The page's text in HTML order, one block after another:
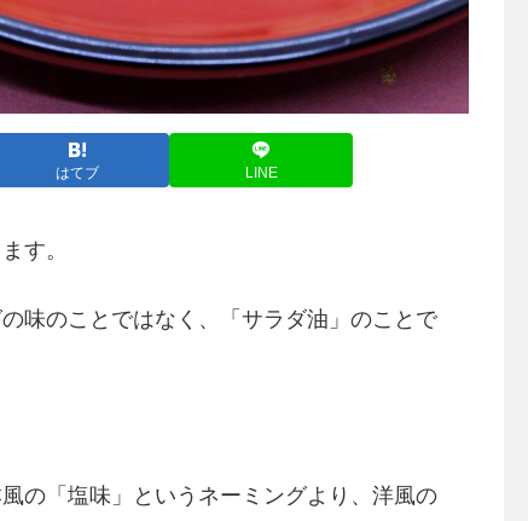
はてブ LINE
す。
味のことではなく、「サラダ油」のことで
の「塩味」というネーミングより、洋風の